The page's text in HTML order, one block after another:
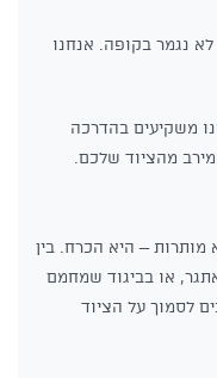
נגמר בקופה. אנחנו
משקיעים בהדרכה
מהציוד שלכם.
מותרות – היא הכרח. בין
או בביגוד שמחמם
לסמוך על הציוד